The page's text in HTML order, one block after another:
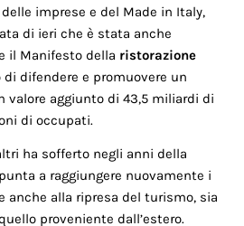
imprese e del Made in Italy,
di ieri che è stata anche
il Manifesto della ristorazione
difendere e promuovere un
valore aggiunto di 43,5 miliardi di
di occupati.
ha sofferto negli anni della
a raggiungere nuovamente i
anche alla ripresa del turismo, sia
proveniente dall’estero.